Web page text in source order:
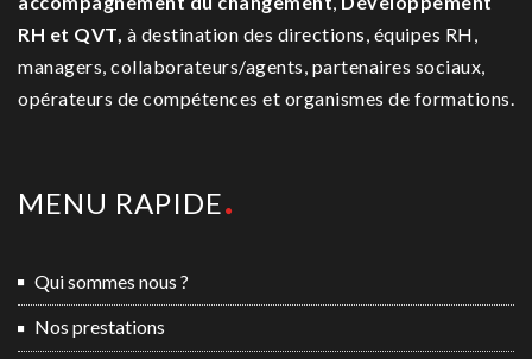
RH et QVT, à destination des directions, équipes RH,
managers, collaborateurs/agents, partenaires sociaux,
opérateurs de compétences et organismes de formations.
MENU RAPIDE
Qui sommes nous ?
Nos prestations